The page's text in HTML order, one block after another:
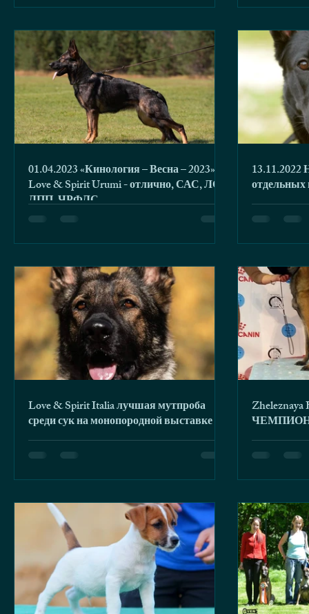
01.04.2023 «Кинология – Весна – 2023»
Love & Spirit Urumi - отлично, САС, ЛС,
ЛПП, ЧРФЛС
Love & Spirit Italia лучшая мутпроба
среди сук на монопородной выставке
Zheleznaya